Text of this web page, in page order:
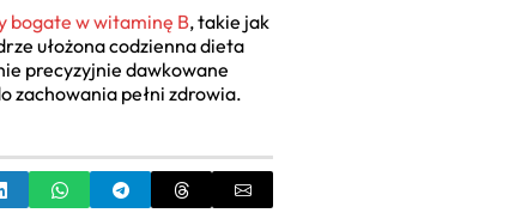
bogate w witaminę B, takie jak
ułożona codzienna dieta
precyzyjnie dawkowane
zachowania pełni zdrowia.